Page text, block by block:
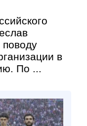
поводу
в
По ...